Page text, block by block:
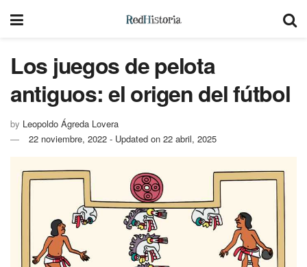
Los juegos de pelota
antiguos: el origen del fútbol
by Leopoldo Ágreda Lovera
22 noviembre, 2022 - Updated on 22 abril, 2025